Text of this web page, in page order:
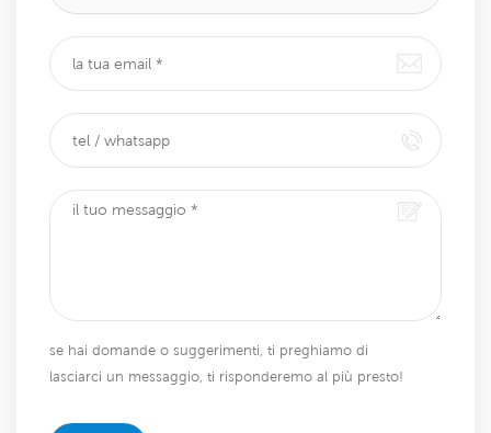
se hai domande o suggerimenti, ti preghiamo di
lasciarci un messaggio, ti risponderemo al più presto!